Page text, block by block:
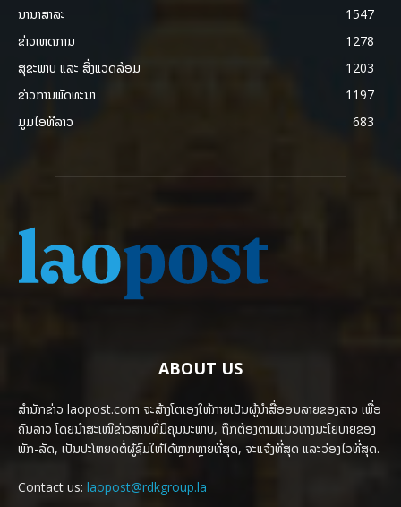
ນານາສາລະ
1547
ຂ່າວເຫດການ
1278
ສຸຂະພາບ ແລະ ສີ່ງແວດລ້ອມ
1203
ຂ່າວການພັດທະນາ
1197
ມູມໄອທີລາວ
683
ABOUT US
ສຳນັກຂ່າວ laopost.com ຈະສ້າງໂຕເອງໃຫ້ກາຍເປັນຜູ້ນຳສື່ອອນລາຍຂອງລາວ ເພື່ອ
ຄົນລາວ ໂດຍນຳສະເໜີຂ່າວສານທີ່ມີຄຸນນະພາບ, ຖືກຕ້ອງຕາມແນວທາງນະໂຍບາຍຂອງ
ພັກ-ລັດ, ເປັນປະໂຫຍດຕໍ່ຜູ້ຊົມໃຫ້ໄດ້ຫຼາກຫຼາຍທີ່ສຸດ, ຈະແຈ້ງທີ່ສຸດ ແລະວ່ອງໄວທີ່ສຸດ.
Contact us: laopost@rdkgroup.la